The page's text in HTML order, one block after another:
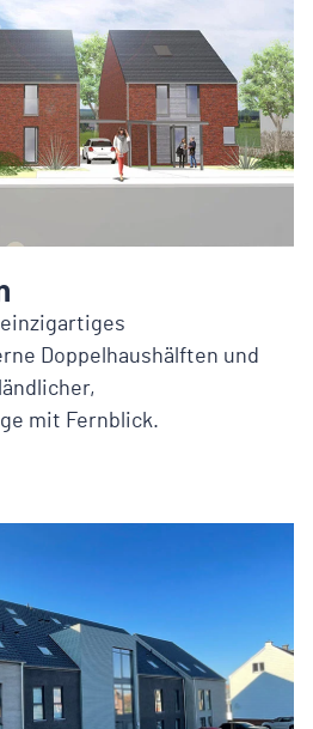
Doppelhaushälften und
mit Fernblick.